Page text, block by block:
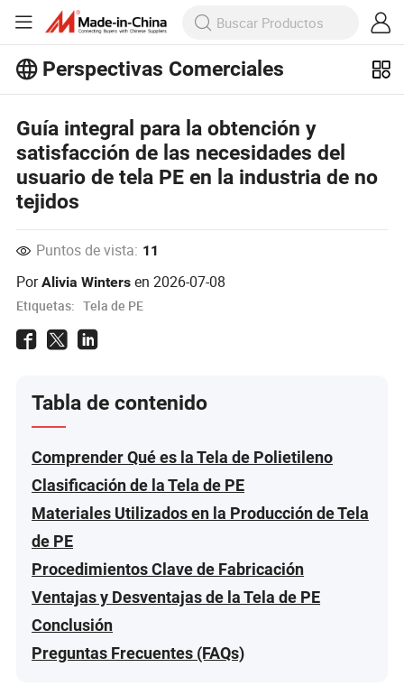
Perspectivas Comerciales
Guía integral para la obtención y
satisfacción de las necesidades del
usuario de tela PE en la industria de no
tejidos
Puntos de vista: 11
PorAlivia Winters en2026-07-08
Etiquetas: Tela de PE
Tabla de contenido
Comprender Qué es la Tela de Polietileno
Clasificación de la Tela de PE
Materiales Utilizados en la Producción de Tela
de PE
Procedimientos Clave de Fabricación
Ventajas y Desventajas de la Tela de PE
Conclusión
Preguntas Frecuentes (FAQs)